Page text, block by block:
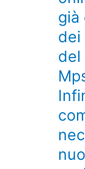
già
dei
del